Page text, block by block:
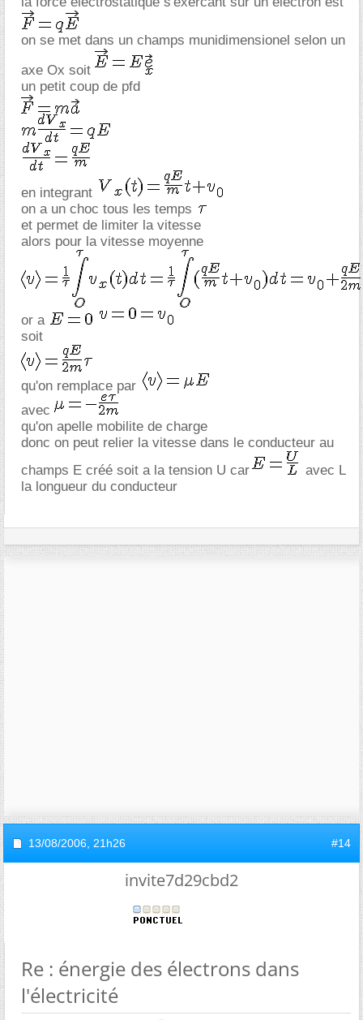
on se met dans un champs munidimensionel selon un
axe Ox soit
un petit coup de pfd
en integrant
on a un choc tous les temps
et permet de limiter la vitesse
alors pour la vitesse moyenne
or a
soit
qu'on remplace par
avec
qu'on apelle mobilite de charge
donc on peut relier la vitesse dans le conducteur au
champs E créé soit a la tension U car
avec L
la longueur du conducteur
13/08/2006, 21h26 #14
invite7d29cbd2
Re : énergie des électrons dans
l'électricité